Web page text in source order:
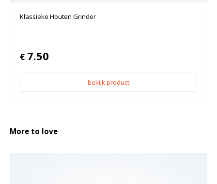
Klassieke Houten Grinder
€ 7.50
bekijk product
More to love